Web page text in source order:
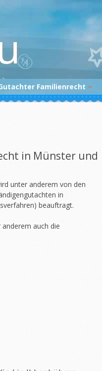
Familienrecht
melden
in Münster und
unter anderem von den
in
beauftragt.
auch die